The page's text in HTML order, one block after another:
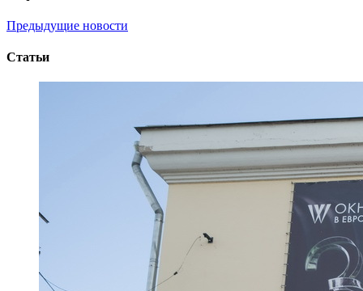
Предыдущие новости
Статьи